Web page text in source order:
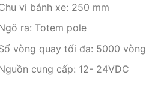
vi bánh xe: 250 mm
ra: Totem pole
vòng quay tối đa: 5000 vòng
cung cấp: 12- 24VDC